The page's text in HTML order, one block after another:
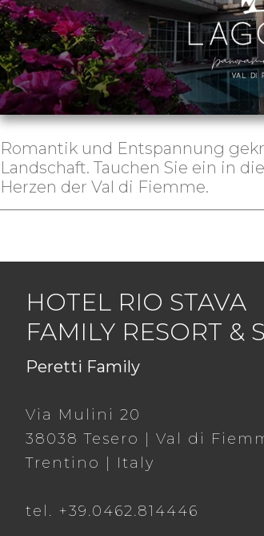
Romantik und Entspannung
Landschaft. Tauchen Sie ein in
Herzen der Val di Fiemme.
HOTEL RIO STAVA
FAMILY RESORT &
Peretti Family
Via Mulini 20
38038 Tesero | Val di
Trentino | Italy
tel. +39.0462.814446